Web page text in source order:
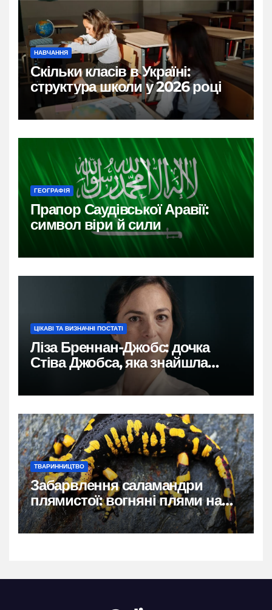
НАВЧАННЯ
Скільки класів в Україні:
структура школи у 2026 році
ГЕОГРАФІЯ
Прапор Саудівської Аравії:
символ віри й сили
ЦІКАВІ ТА ВИЗНАЧНІ ПОСТАТІ
Ліза Бреннан-Джобс: дочка
Стіва Джобса, яка знайшла
власний голос
ТВАРИННИЦТВО
Забарвлення саламандри
плямистої: вогняні плями на
чорному тлі